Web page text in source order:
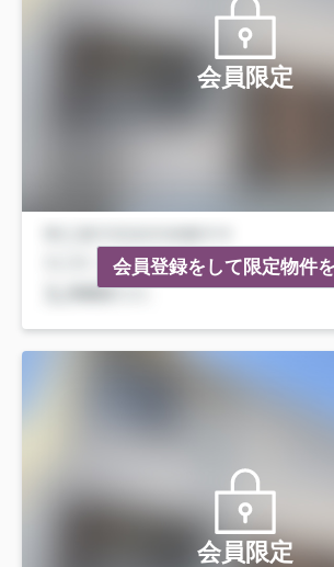
会員限定
会員登録をして限定物件
会員限定